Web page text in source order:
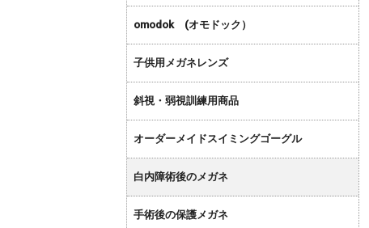
omodok (オモドック）
子供用メガネレンズ
斜視・弱視訓練用商品
オーダーメイドスイミングゴーグル
白内障術後のメガネ
手術後の保護メガネ